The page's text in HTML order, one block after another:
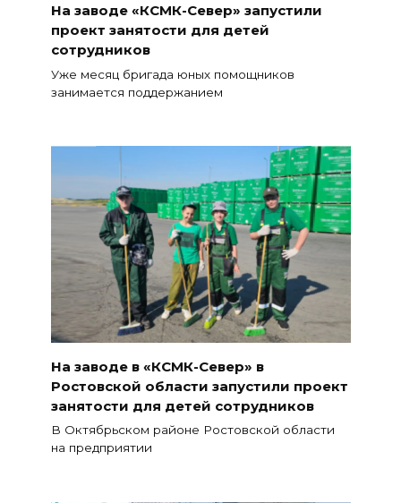
На заводе «КСМК-Север» запустили
проект занятости для детей
сотрудников
Уже месяц бригада юных помощников
занимается поддержанием
На заводе в «КСМК-Север» в
Ростовской области запустили проект
занятости для детей сотрудников
В Октябрьском районе Ростовской области
на предприятии